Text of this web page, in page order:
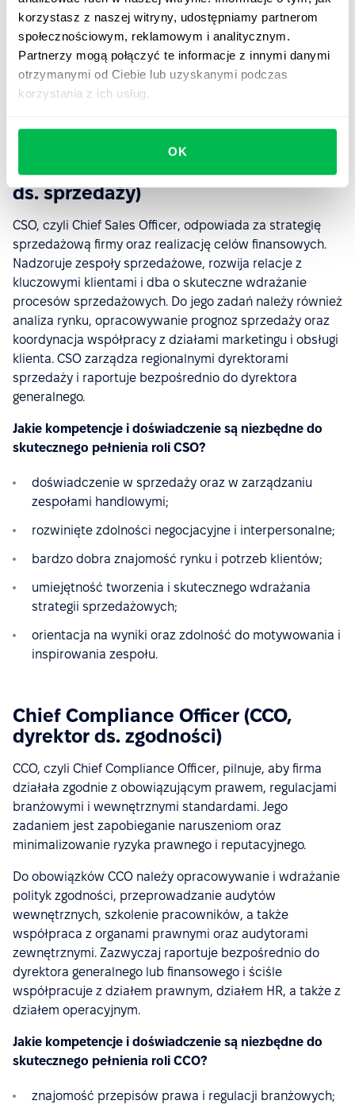
korzystasz z naszej witryny, udostępniamy partnerom
społecznościowym, reklamowym i analitycznym.
Partnerzy mogą połączyć te informacje z innymi danymi
otrzymanymi od Ciebie lub uzyskanymi podczas
korzystania z ich usług.
OK
umiejętność analitycznego myślenia;
wiedza z zakresu prawa, finansów i zarządzania
kryzysowego;
doświadczenie w obszarze audytu, ubezpieczeń lub
Chief Sales Officer (CSO, dyrektor
ds. sprzedaży)
CSO, czyli Chief Sales Officer, odpowiada za strategię
sprzedażową firmy oraz realizację celów finansowych.
Nadzoruje zespoły sprzedażowe, rozwija relacje z
kluczowymi klientami i dba o skuteczne wdrażanie
procesów sprzedażowych. Do jego zadań należy również
analiza rynku, opracowywanie prognoz sprzedaży oraz
koordynacja współpracy z działami marketingu i obsługi
klienta. CSO zarządza regionalnymi dyrektorami
sprzedaży i raportuje bezpośrednio do dyrektora
generalnego.
Jakie kompetencje i doświadczenie są niezbędne do
skutecznego pełnienia roli CSO?
doświadczenie w sprzedaży oraz w zarządzaniu
zespołami handlowymi;
rozwinięte zdolności negocjacyjne i interpersonalne;
bardzo dobra znajomość rynku i potrzeb klientów;
umiejętność tworzenia i skutecznego wdrażania
strategii sprzedażowych;
orientacja na wyniki oraz zdolność do motywowania i
inspirowania zespołu.
Chief Compliance Officer (CCO,
dyrektor ds. zgodności)
CCO, czyli Chief Compliance Officer, pilnuje, aby firma
działała zgodnie z obowiązującym prawem, regulacjami
branżowymi i wewnętrznymi standardami. Jego
zadaniem jest zapobieganie naruszeniom oraz
minimalizowanie ryzyka prawnego i reputacyjnego.
Do obowiązków CCO należy opracowywanie i wdrażanie
polityk zgodności, przeprowadzanie audytów
wewnętrznych, szkolenie pracowników, a także
współpraca z organami prawnymi oraz audytorami
zewnętrznymi. Zazwyczaj raportuje bezpośrednio do
dyrektora generalnego lub finansowego i ściśle
współpracuje z działem prawnym, działem HR, a także z
działem operacyjnym.
Jakie kompetencje i doświadczenie są niezbędne do
skutecznego pełnienia roli CCO?
znajomość przepisów prawa i regulacji branżowych;